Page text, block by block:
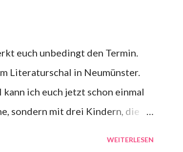
Details.
euch unbedingt den Termin.
Literaturschal in Neumünster.
ich euch jetzt schon einmal
sondern mit drei Kindern, die
WEITERLESEN